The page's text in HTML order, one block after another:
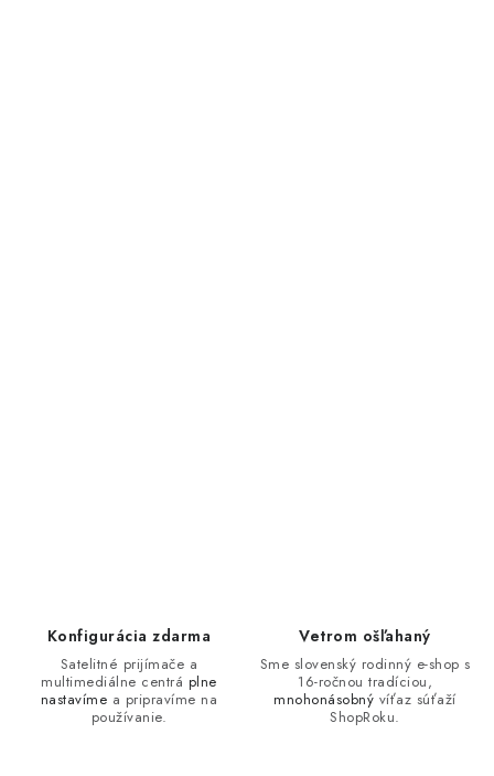
Konfigurácia zdarma
Satelitné prijímače a
multimediálne centrá plne
nastavíme a pripravíme na
používanie.
Vetrom ošľahaný
Sme slovenský rodinný e-shop s
16-ročnou tradíciou,
mnohonásobný víťaz súťaží
ShopRoku.